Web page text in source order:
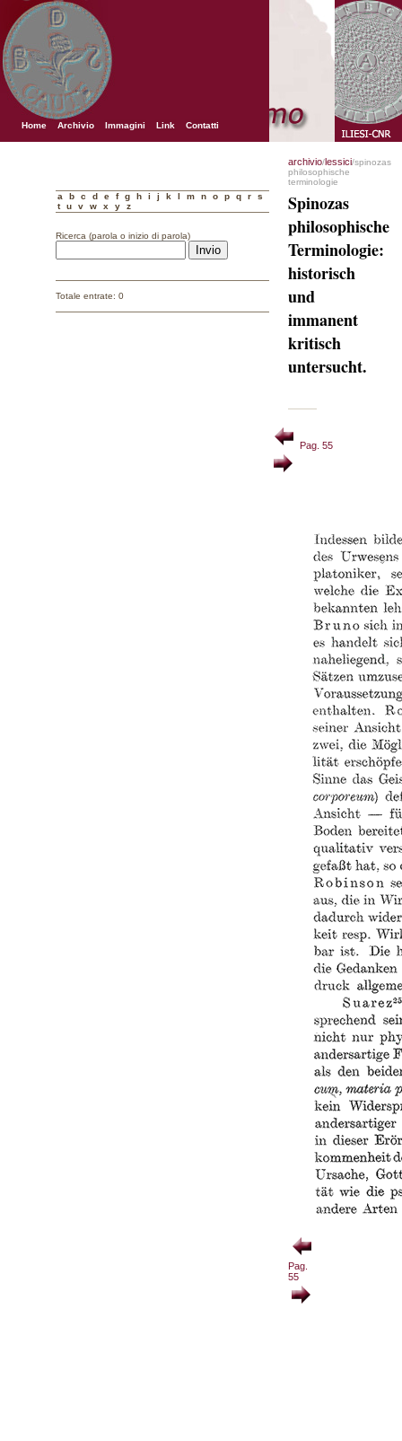
Home Archivio Immagini Link Contatti
a b c d e f g h i j k l m n o p q r
s
t
u v w x y z
Ricerca (parola o inizio di parola)
Totale entrate: 0
archivio/lessici/spinozas
philosophische
terminologie
Spinozas
philosophische
Terminologie:
historisch
und
immanent
kritisch
untersucht.
Pag. 55
Pag.
55